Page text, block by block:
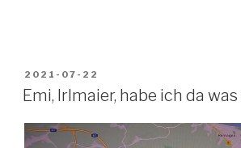
VERÖFFENTLICHT
AM
2021-07-22
Emi, Irlmaier, habe ich da
Video-